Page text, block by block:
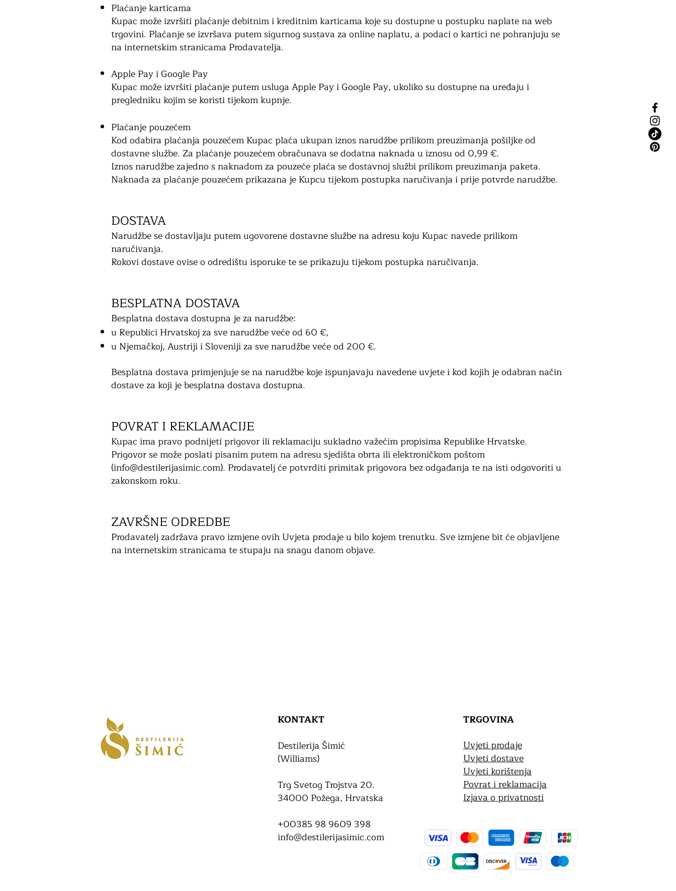
Plaćanje karticama
Kupac može izvršiti plaćanje debitnim i kreditnim karticama koje su dostupne u postupku naplate na web
trgovini. Plaćanje se izvršava putem sigurnog sustava za online naplatu, a podaci o kartici ne pohranjuju se
na internetskim stranicama Prodavatelja.
Apple Pay i Google Pay
Kupac može izvršiti plaćanje putem usluga Apple Pay i Google Pay, ukoliko su dostupne na uređaju i
pregledniku kojim se koristi tijekom kupnje.
Plaćanje pouzećem
Kod odabira plaćanja pouzećem Kupac plaća ukupan iznos narudžbe prilikom preuzimanja pošiljke od
dostavne službe. Za plaćanje pouzećem obračunava se dodatna naknada u iznosu od 0,99 €.
Iznos narudžbe zajedno s naknadom za pouzeće plaća se dostavnoj službi prilikom preuzimanja paketa.
Naknada za plaćanje pouzećem prikazana je Kupcu tijekom postupka naručivanja i prije potvrde narudžbe.
DOSTAVA
Narudžbe se dostavljaju putem ugovorene dostavne službe na adresu koju Kupac navede prilikom
naručivanja.
Rokovi dostave ovise o odredištu isporuke te se prikazuju tijekom postupka naručivanja.
BESPLATNA DOSTAVA
Besplatna dostava dostupna je za narudžbe:
u Republici Hrvatskoj za sve narudžbe veće od 60 €,
u Njemačkoj, Austriji i Sloveniji za sve narudžbe veće od 200 €.
Besplatna dostava primjenjuje se na narudžbe koje ispunjavaju navedene uvjete i kod kojih je odabran način
dostave za koji je besplatna dostava dostupna.
POVRAT I REKLAMACIJE
Kupac ima pravo podnijeti prigovor ili reklamaciju sukladno važećim propisima Republike Hrvatske.
Prigovor se može poslati pisanim putem na adresu sjedišta obrta ili elektroničkom poštom
(info@destilerijasimic.com). Prodavatelj će potvrditi primitak prigovora bez odgađanja te na isti odgovoriti u
zakonskom roku.
ZAVRŠNE ODREDBE
Prodavatelj zadržava pravo izmjene ovih Uvjeta prodaje u bilo kojem trenutku. Sve izmjene bit će objavljene
na internetskim stranicama te stupaju na snagu danom objave.
KONTAKT
Destilerija Šimić
(Williams)
Trg Svetog Trojstva 20.
34000 Požega, Hrvatska
+00385 98 9609 398
info@destilerijasimic.com
TRGOVINA
Uvjeti prodaje
Uvjeti dostave
Uvjeti korištenja
Povrat i reklamacija
Izjava o privatnosti